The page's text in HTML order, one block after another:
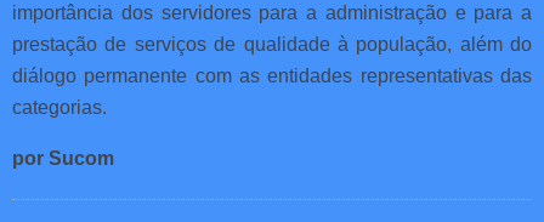
importância dos servidores para a administração e para a
prestação de serviços de qualidade à população, além do
diálogo permanente com as entidades representativas das
categorias.
por Sucom